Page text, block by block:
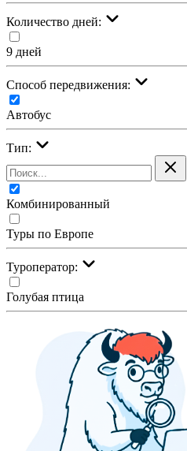
Количество дней:
9 дней
Cпособ передвижения:
Автобус
Тип:
Комбинированный
Туры по Европе
Туроператор:
Голубая птица